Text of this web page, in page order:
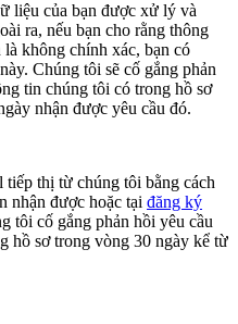
liệu của bạn được xử lý và
ra, nếu bạn cho rằng thông
không chính xác, bạn có
Chúng tôi sẽ cố gắng phản
tin chúng tôi có trong hồ sơ
nhận được yêu cầu đó.
thị từ chúng tôi bằng cách
nhận được hoặc tại đăng ký
tôi cố gắng phản hồi yêu cầu
hồ sơ trong vòng 30 ngày kể từ